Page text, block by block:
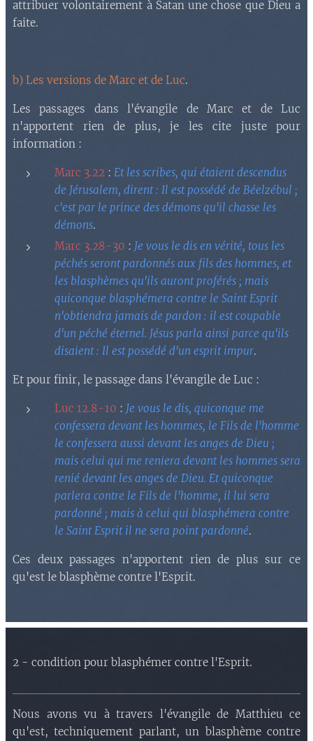
attribuer volontairement à Satan une chose que Dieu a
faite.
b) Les versions de Marc et de Luc.
Les passages dans l'évangile de Marc et de Luc
n'apportent rien de plus, je les cite juste pour
information :
Marc 3.22 : Et les scribes, qui étaient descendus
de Jérusalem, dirent : Il est possédé de Béelzébul ;
c'est par le prince des démons qu'il chasse les
démons.
Marc 3.28-30 : Je vous le dis en vérité, tous les
péchés seront pardonnés aux fils des hommes, et
les blasphèmes qu'ils auront proférés ; mais
quiconque blasphémera contre le Saint Esprit
n'obtiendra jamais de pardon : il est coupable
d'un péché éternel. Jésus parla ainsi parce qu'ils
disaient : Il est possédé d'un esprit impur.
Et pour finir, le passage dans l'évangile de Luc :
Luc 12.8-10 : Je vous le dis, quiconque me
confessera devant les hommes, le Fils de l'homme
le confessera aussi devant les anges de Dieu ;
mais celui qui me reniera devant les hommes sera
renié devant les anges de Dieu. Et quiconque
parlera contre le Fils de l'homme, il lui sera
pardonné ; mais à celui qui blasphémera contre
le Saint Esprit il ne sera point pardonné.
Ces deux passages n'apportent rien de plus sur ce
qu'est le blasphème contre l'Esprit.
2 - condition pour blasphémer contre l'Esprit.
Nous avons vu à travers l'évangile de Matthieu ce
qu'est, techniquement parlant, un blasphème contre